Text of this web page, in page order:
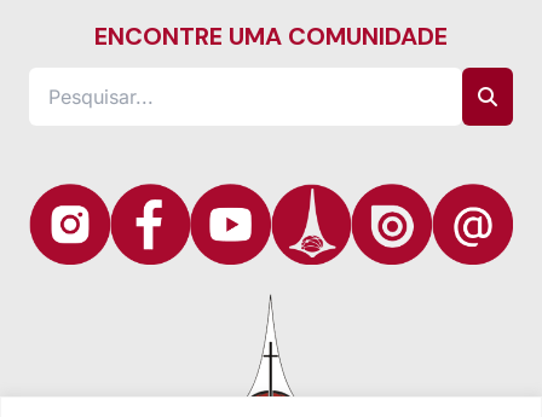
ENCONTRE UMA COMUNIDADE